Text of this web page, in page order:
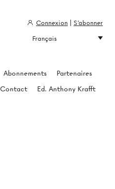
Abonnements
Partenaires
Contact Ed. Anthony Krafft
Connexion
S'abonner
Français